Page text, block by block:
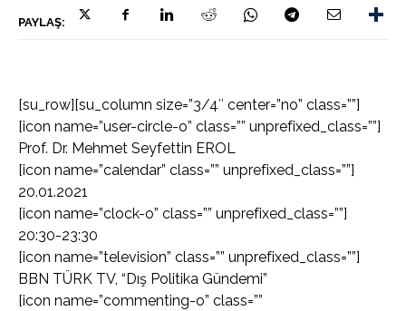
PAYLAŞ:
[su_row][su_column size=”3/4″ center=”no” class=””]
[icon name=”user-circle-o” class=”” unprefixed_class=””]
Prof. Dr. Mehmet Seyfettin EROL
[icon name=”calendar” class=”” unprefixed_class=””]
20.01.2021
[icon name=”clock-o” class=”” unprefixed_class=””]
20:30-23:30
[icon name=”television” class=”” unprefixed_class=””]
BBN TÜRK TV, “Dış Politika Gündemi”
[icon name=”commenting-o” class=””